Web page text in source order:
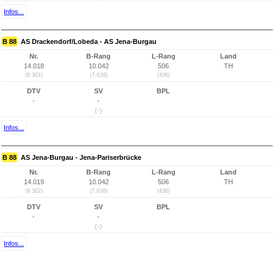
Infos...
B 88 AS Drackendorf/Lobeda - AS Jena-Burgau
Nr.
14.018
(8.301)
B-Rang
10.042
(7.638)
L-Rang
506
(436)
Land
TH
DTV
-
SV
-
(-)
BPL
Infos...
B 88 AS Jena-Burgau - Jena-Pariserbrücke
Nr.
14.019
(8.302)
B-Rang
10.042
(7.638)
L-Rang
506
(436)
Land
TH
DTV
-
SV
-
(-)
BPL
Infos...